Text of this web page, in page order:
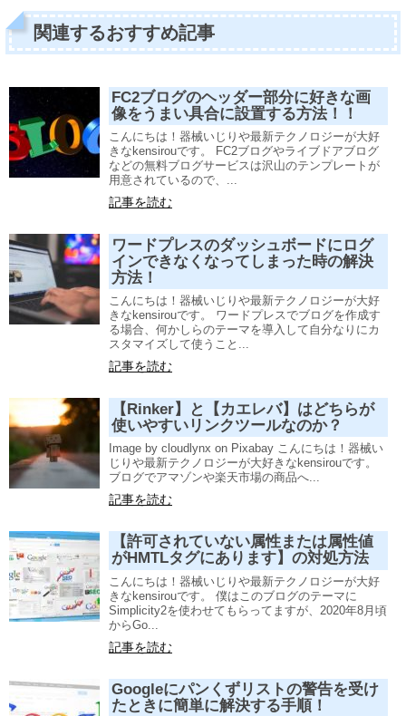
関連するおすすめ記事
FC2ブログのヘッダー部分に好きな画
像をうまい具合に設置する方法！！
こんにちは！器械いじりや最新テクノロジーが大好
きなkensirouです。 FC2ブログやライブドアブログ
などの無料ブログサービスは沢山のテンプレートが
用意されているので、...
記事を読む
ワードプレスのダッシュボードにログ
インできなくなってしまった時の解決
方法！
こんにちは！器械いじりや最新テクノロジーが大好
きなkensirouです。 ワードプレスでブログを作成す
る場合、何かしらのテーマを導入して自分なりにカ
スタマイズして使うこと...
記事を読む
【Rinker】と【カエレバ】はどちらが
使いやすいリンクツールなのか？
Image by cloudlynx on Pixabay こんにちは！器械い
じりや最新テクノロジーが大好きなkensirouです。
ブログでアマゾンや楽天市場の商品へ...
記事を読む
【許可されていない属性または属性値
がHMTLタグにあります】の対処方法
こんにちは！器械いじりや最新テクノロジーが大好
きなkensirouです。 僕はこのブログのテーマに
Simplicity2を使わせてもらってますが、2020年8月頃
からGo...
記事を読む
Googleにパンくずリストの警告を受け
たときに簡単に解決する手順！